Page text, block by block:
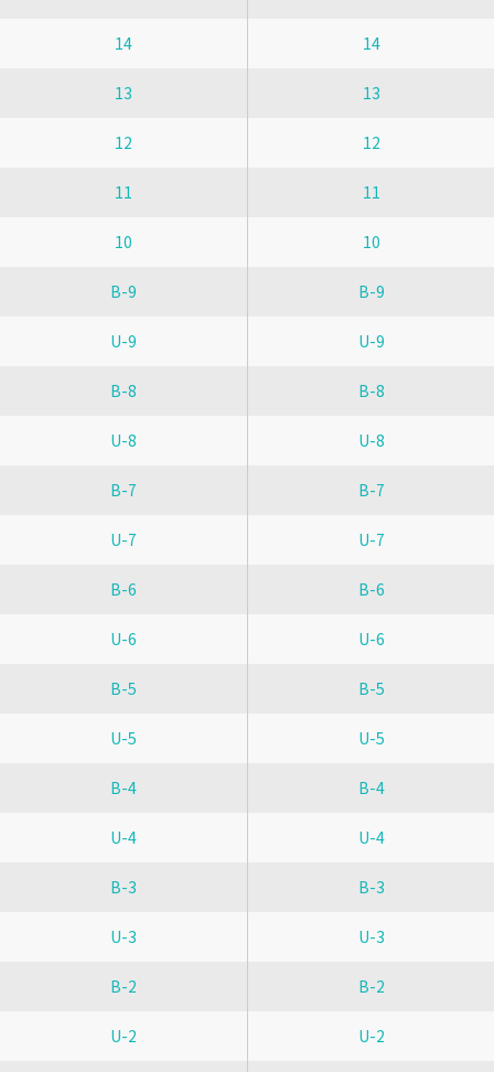
14 14
13 13
12 12
11 11
10 10
B-9 B-9
U-9 U-9
B-8 B-8
U-8 U-8
B-7 B-7
U-7 U-7
B-6 B-6
U-6 U-6
B-5 B-5
U-5 U-5
B-4 B-4
U-4 U-4
B-3 B-3
U-3 U-3
B-2 B-2
U-2 U-2